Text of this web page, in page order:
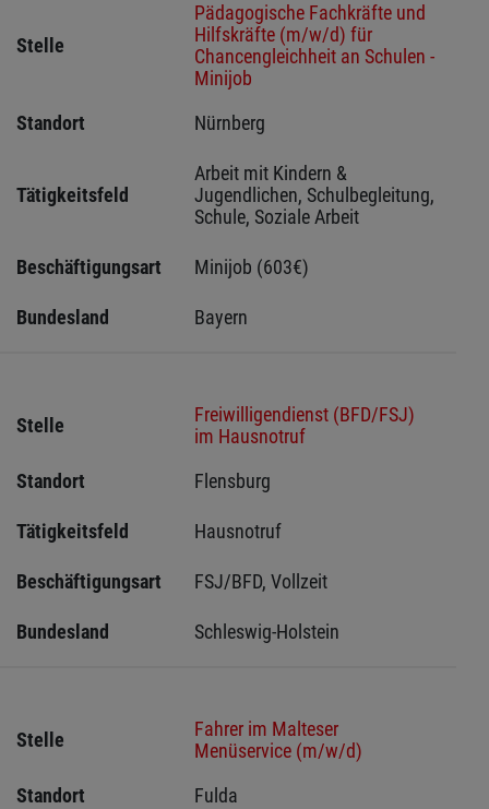
Stelle
Pädagogische Fachkräfte und
Hilfskräfte (m/w/d) für
Chancengleichheit an Schulen -
Minijob
Standort
Nürnberg
Tätigkeitsfeld
Arbeit mit Kindern &
Jugendlichen, Schulbegleitung,
Schule, Soziale Arbeit
Beschäftigungsart Minijob (603€)
Bundesland Bayern
Stelle
Freiwilligendienst (BFD/FSJ)
im Hausnotruf
Standort
Flensburg
Tätigkeitsfeld Hausnotruf
Beschäftigungsart FSJ/BFD, Vollzeit
Bundesland Schleswig-Holstein
Stelle
Fahrer im Malteser
Menüservice (m/w/d)
Standort
Fulda